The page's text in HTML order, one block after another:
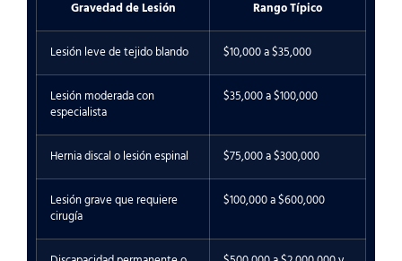
Gravedad de Lesión Rango Típico
Lesión leve de tejido blando $10,000 a $35,000
Lesión moderada con
especialista
$35,000 a $100,000
Hernia discal o lesión espinal $75,000 a $300,000
Lesión grave que requiere
cirugía
$100,000 a $600,000